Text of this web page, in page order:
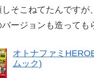
そこねてたんですが
ージョンも造っても
オトナファミ
ムック)